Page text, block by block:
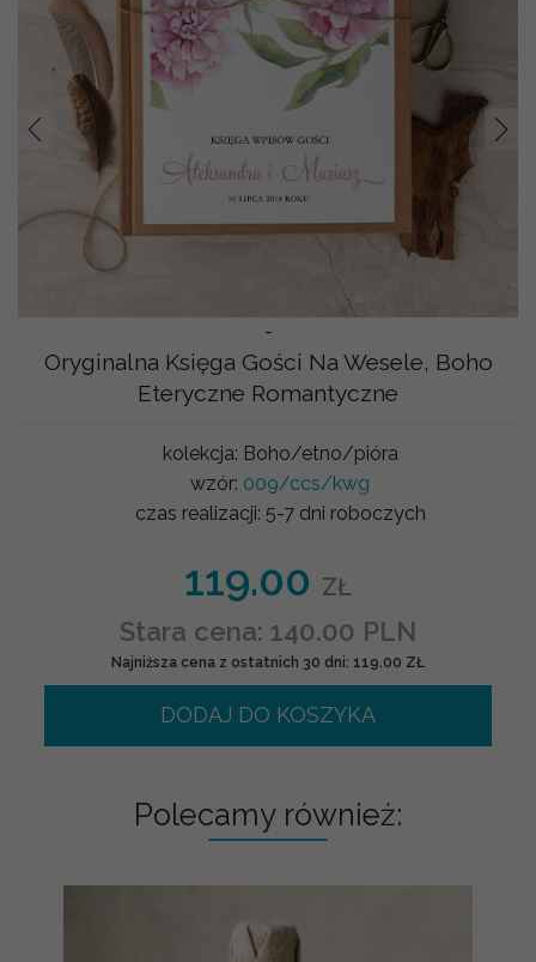
-
Prev
Oryginalna Księga Gości Na Wesele, Boho
Eteryczne Romantyczne
kolekcja: Boho/etno/pióra
wzór: 009/ccs/kwg
czas realizacji: 5-7 dni roboczych
119.00 ZŁ
Stara cena: 140.00 PLN
Najniższa cena z ostatnich 30 dni: 119.00 ZŁ
DODAJ DO KOSZYKA
Polecamy również: